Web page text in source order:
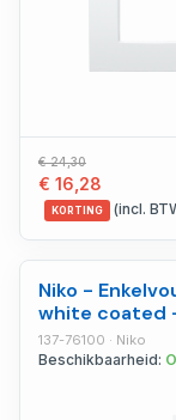
€ 24,30
€ 16,28
KORTING (incl.
Niko -
white coated
137-76100 · Niko
Beschikbaarheid: